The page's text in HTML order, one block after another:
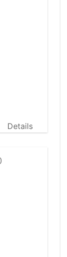
Details